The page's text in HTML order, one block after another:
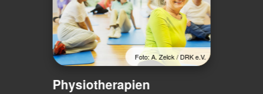
Foto: A. Zelck / DRK e.V.
Physiotherapien